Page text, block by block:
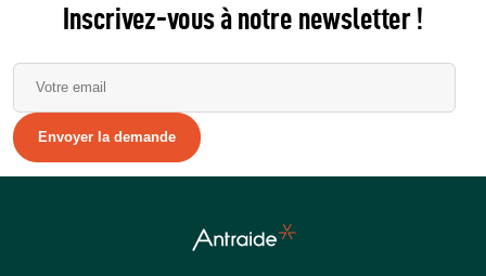
Inscrivez-vous à notre newsletter !
Alternative: